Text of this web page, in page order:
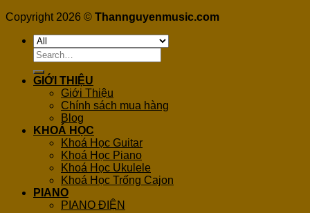
Copyright 2026 © Thannguyenmusic.com
Search
for:
GIỚI THIỆU
Giới Thiệu
Chính sách mua hàng
Blog
KHOÁ HỌC
Khoá Học Guitar
Khoá Học Piano
Khoá Học Ukulele
Khoá Học Trống Cajon
PIANO
PIANO ĐIỆN